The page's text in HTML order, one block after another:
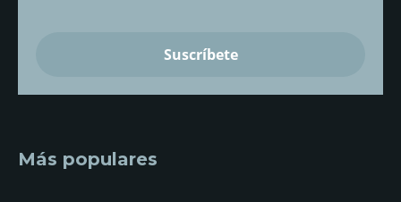
Más populares